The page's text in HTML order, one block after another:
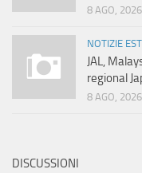
8 AGO, 2026
NOTIZIE
JAL,
regional
8 AGO, 2026
DISCUSSIONI